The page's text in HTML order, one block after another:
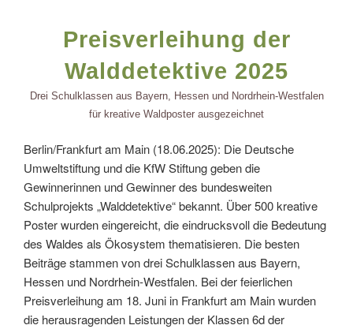
Preisverleihung der
Walddetektive 2025
Drei Schulklassen aus Bayern, Hessen und Nordrhein-Westfalen
für kreative Waldposter ausgezeichnet
Berlin/Frankfurt am Main (18.06.2025): Die Deutsche
Umweltstiftung und die KfW Stiftung geben die
Gewinnerinnen und Gewinner des bundesweiten
Schulprojekts „Walddetektive“ bekannt. Über 500 kreative
Poster wurden eingereicht, die eindrucksvoll die Bedeutung
des Waldes als Ökosystem thematisieren. Die besten
Beiträge stammen von drei Schulklassen aus Bayern,
Hessen und Nordrhein-Westfalen. Bei der feierlichen
Preisverleihung am 18. Juni in Frankfurt am Main wurden
die herausragenden Leistungen der Klassen 6d der